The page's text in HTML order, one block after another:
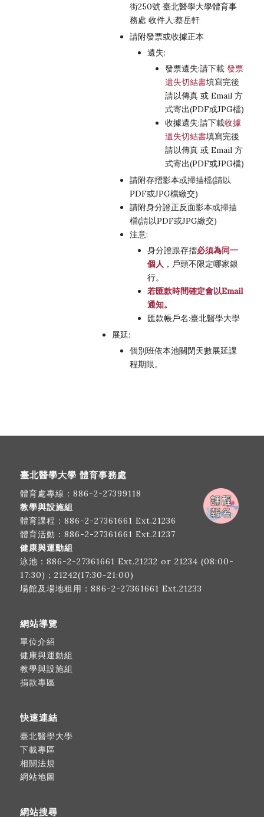
街250號 臺北醫學大學體育事
務處 收件人:蔡岳軒
請附發票或收據正本
遺失:
發票遺失:請下載 發票
遺失切結書填寫完後
請以傳真 或 Email 方
式寄出(PDF或JPG檔)
收據遺失:請下載收據
遺失切結書填寫完後
請以傳真 或 Email 方
式寄出(PDF或JPG檔)
請附存摺影本或掃描檔(請以
PDF或JPG檔繳交)
請附身分證正反面影本或掃描
檔(請以PDF或JPG繳交)
注意:
身分證跟存摺必須為同一
個人 ，戶頭不限定哪家銀
行。
若匯款時間確定會以Email
通知。
匯款帳戶名:臺北醫學大學
展延:
個別班依本池關閉天數展延課
程期限。
臺北醫學大學 體育事務處
體育處專線： 886-2-27399118
教學與設施組
體育課程： 886-2-27361661 Ext.21236
體育活動： 886-2-27361661 Ext.21237
健康與運動組
泳池： 886-2-27361661 Ext.21232 or 21234 (08:00-
17:30)；21242(17:30-21:00)
場館及場地租用： 886-2-27361661 Ext.21233
網站導覽
單位介紹
健康與運動組
教學與設施組
捐款專區
快速連結
臺北醫學大學
下載專區
相關法規
網站地圖
網站搜尋